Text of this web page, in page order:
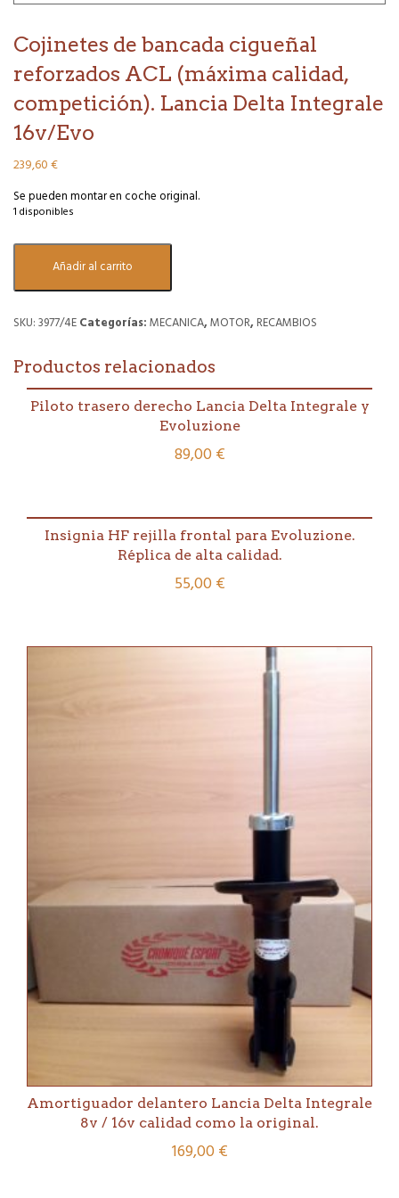
Cojinetes de bancada cigueñal
reforzados ACL (máxima calidad,
competición). Lancia Delta Integrale
16v/Evo
239,60€
Se pueden montar en coche original.
1 disponibles
Cojinetes
reforzados
calidad,
competición).
Lancia
Añadir al carrito
SKU:3977/4ECategorías:MECANICA,MOTOR, RECAMBIOS
Productos relacionados
Piloto trasero derecho Lancia Delta Integrale y
Evoluzione
89,00€
Insignia HF rejilla frontal para Evoluzione.
Réplica de alta calidad.
55,00€
Amortiguador delantero Lancia Delta Integrale
8v / 16v calidad como la original.
169,00€